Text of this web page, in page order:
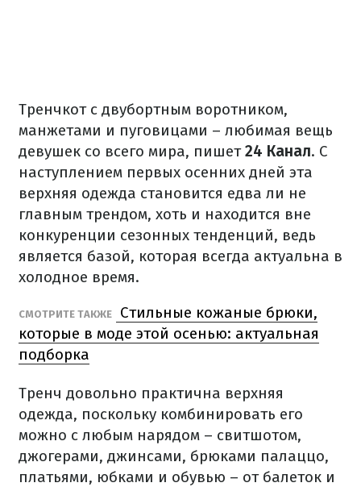
Тренчкот с двубортным воротником,
манжетами и пуговицами – любимая вещь
девушек со всего мира, пишет24 Канал. С
наступлением первых осенних дней эта
верхняя одежда становится едва ли не
главным трендом, хоть и находится вне
конкуренции сезонных тенденций, ведь
является базой, которая всегда актуальна в
холодное время.
СМОТРИТЕ ТАКЖЕ
Стильные кожаные брюки,
которые в моде этой осенью: актуальная
подборка
Тренч довольно практична верхняя
одежда, поскольку комбинировать его
можно с любым нарядом – свитшотом,
джогерами, джинсами, брюками палаццо,
платьями, юбками и обувью – от балеток и